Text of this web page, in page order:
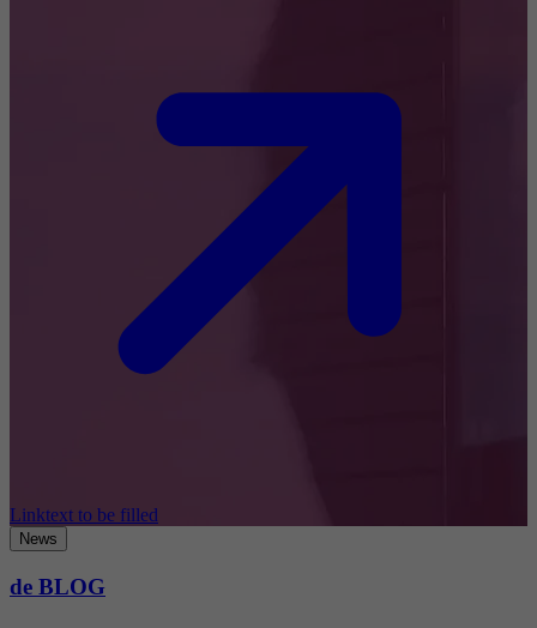
Linktext to be filled
News
de BLOG